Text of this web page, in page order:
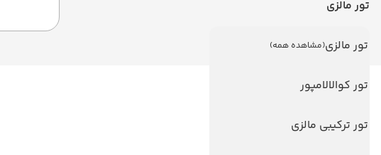
تور مالزی
تور مالزی(مشاهده همه)
تور کوالالامپور
تور ترکیبی مالزی
ویزا